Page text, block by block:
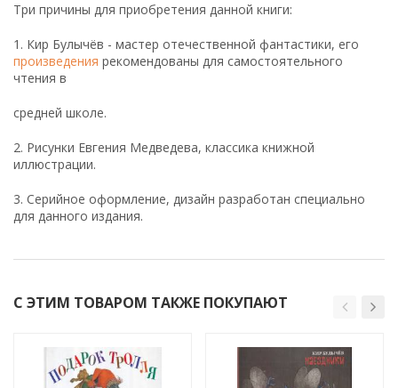
Три причины для приобретения данной книги:
1. Кир Булычёв - мастер отечественной фантастики, его
произведения рекомендованы для самостоятельного
чтения в
средней школе.
2. Рисунки Евгения Медведева, классика книжной
иллюстрации.
3. Серийное оформление, дизайн разработан специально
для данного издания.
С ЭТИМ ТОВАРОМ ТАКЖЕ ПОКУПАЮТ